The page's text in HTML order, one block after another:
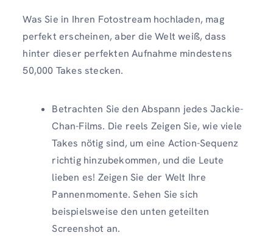
Was Sie in Ihren Fotostream hochladen, mag
perfekt erscheinen, aber die Welt weiß, dass
hinter dieser perfekten Aufnahme mindestens
50,000 Takes stecken.
Betrachten Sie den Abspann jedes Jackie-
Chan-Films. Die reels Zeigen Sie, wie viele
Takes nötig sind, um eine Action-Sequenz
richtig hinzubekommen, und die Leute
lieben es! Zeigen Sie der Welt Ihre
Pannenmomente. Sehen Sie sich
beispielsweise den unten geteilten
Screenshot an.